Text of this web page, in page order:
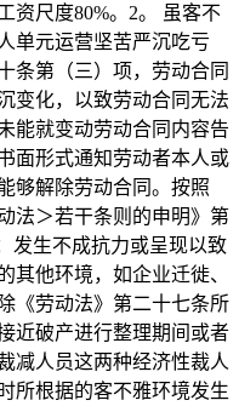
资尺度80%。2。 虽客不
单元运营坚苦严沉吃亏
条第（三）项，劳动合同
变化，以致劳动合同无法
能就变动劳动合同内容告
面形式通知劳动者本人或
够解除劳动合同。按照
法＞若干条则的申明》第
发生不成抗力或呈现以致
其他环境，如企业迁徙、
《劳动法》第二十七条所
近破产进行整理期间或者
减人员这两种经济性裁人
所根据的客不雅环境发生